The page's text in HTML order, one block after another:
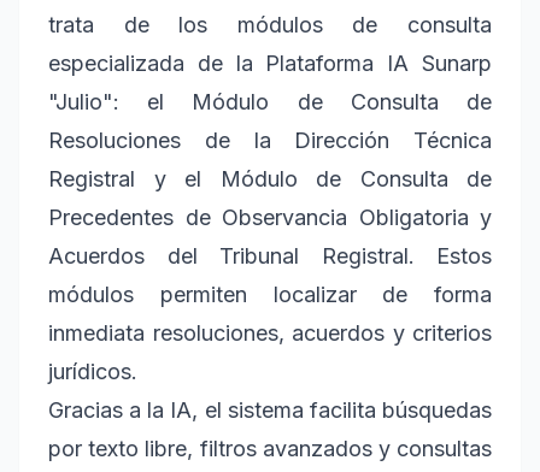
trata de los módulos de consulta
especializada de la Plataforma IA Sunarp
"Julio": el Módulo de Consulta de
Resoluciones de la Dirección Técnica
Registral y el Módulo de Consulta de
Precedentes de Observancia Obligatoria y
Acuerdos del Tribunal Registral. Estos
módulos permiten localizar de forma
inmediata resoluciones, acuerdos y criterios
jurídicos.
Gracias a la IA, el sistema facilita búsquedas
por texto libre, filtros avanzados y consultas